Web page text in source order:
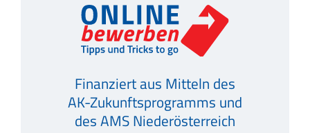
Finanziert aus Mitteln des
AK-Zukunftsprogramms und
des AMS Niederösterreich